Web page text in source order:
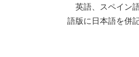
英語、スペイン
語版に日本語を併